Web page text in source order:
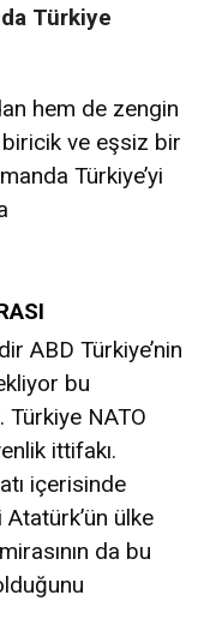
Türkiye
hem de zengin
biricik ve eşsiz bir
Türkiye’yi
ABD Türkiye’nin
bu
Türkiye NATO
ittifakı.
içerisinde
ülke
da bu